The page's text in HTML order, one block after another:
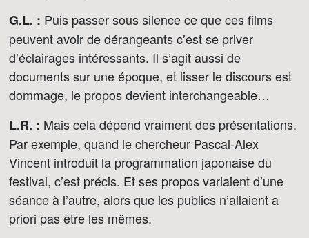
G.L. : Puis passer sous silence ce que ces films
peuvent avoir de dérangeants c’est se priver
d’éclairages intéressants. Il s’agit aussi de
documents sur une époque, et lisser le discours est
dommage, le propos devient interchangeable…
L.R. : Mais cela dépend vraiment des présentations.
Par exemple, quand le chercheur Pascal-Alex
Vincent introduit la programmation japonaise du
festival, c’est précis. Et ses propos variaient d’une
séance à l’autre, alors que les publics n’allaient a
priori pas être les mêmes.